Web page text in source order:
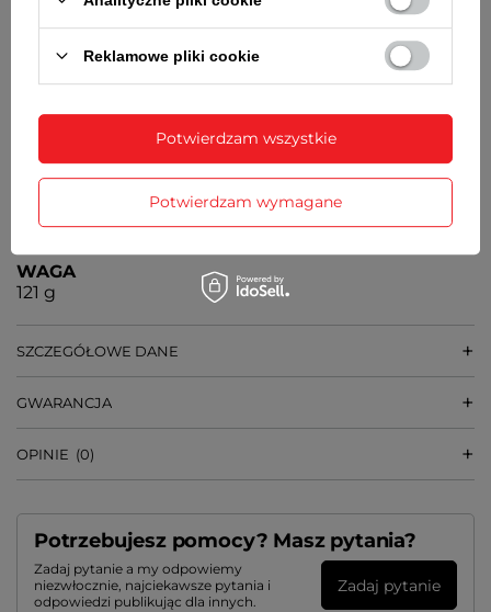
43 mm
11,5 mm
ŚREDNICA SZKIEŁKA
34 mm
SZEROKOŚĆ BRANSOLETY
20 mm
WAGA
121 g
SZCZEGÓŁOWE DANE
GWARANCJA
OPINIE (0)
Potrzebujesz pomocy? Masz pytania?
Zadaj pytanie a my odpowiemy
niezwłocznie, najciekawsze pytania i
odpowiedzi publikując dla innych.
Zadaj pytanie
Reklamowe pliki cookie
Potwierdzam wymagane
Potwierdzam wszystkie